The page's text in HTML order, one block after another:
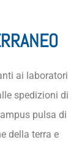
ai laboratori
spedizioni di
pulsa di
della terra e